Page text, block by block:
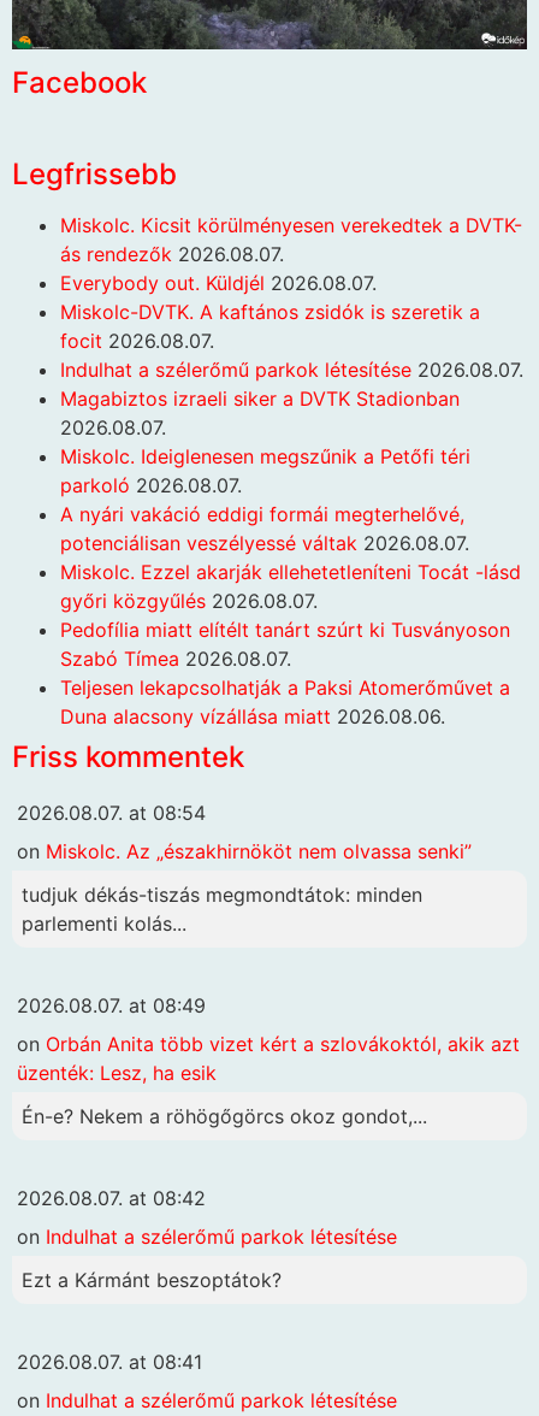
Facebook
Legfrissebb
Miskolc. Kicsit körülményesen verekedtek a DVTK-
ás rendezők 2026.08.07.
Everybody out. Küldjél 2026.08.07.
Miskolc-DVTK. A kaftános zsidók is szeretik a
focit 2026.08.07.
Indulhat a szélerőmű parkok létesítése 2026.08.07.
Magabiztos izraeli siker a DVTK Stadionban
2026.08.07.
Miskolc. Ideiglenesen megszűnik a Petőfi téri
parkoló 2026.08.07.
A nyári vakáció eddigi formái megterhelővé,
potenciálisan veszélyessé váltak 2026.08.07.
Miskolc. Ezzel akarják ellehetetleníteni Tocát -lásd
győri közgyűlés 2026.08.07.
Pedofília miatt elítélt tanárt szúrt ki Tusványoson
Szabó Tímea 2026.08.07.
Teljesen lekapcsolhatják a Paksi Atomerőművet a
Duna alacsony vízállása miatt 2026.08.06.
Friss kommentek
2026.08.07. at 08:54
on Miskolc. Az „északhirnököt nem olvassa senki”
tudjuk dékás-tiszás megmondtátok: minden
parlementi kolás...
2026.08.07. at 08:49
on Orbán Anita több vizet kért a szlovákoktól, akik azt
üzenték: Lesz, ha esik
Én-e? Nekem a röhögőgörcs okoz gondot,...
2026.08.07. at 08:42
on Indulhat a szélerőmű parkok létesítése
Ezt a Kármánt beszoptátok?
2026.08.07. at 08:41
on Indulhat a szélerőmű parkok létesítése